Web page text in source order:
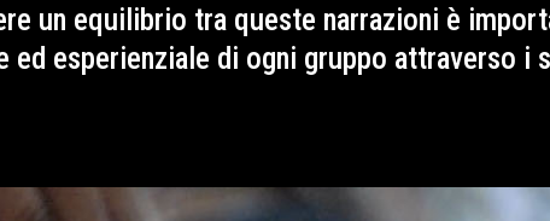
un equilibrio tra queste narrazioni è
ed esperienziale di ogni gruppo attraverso i